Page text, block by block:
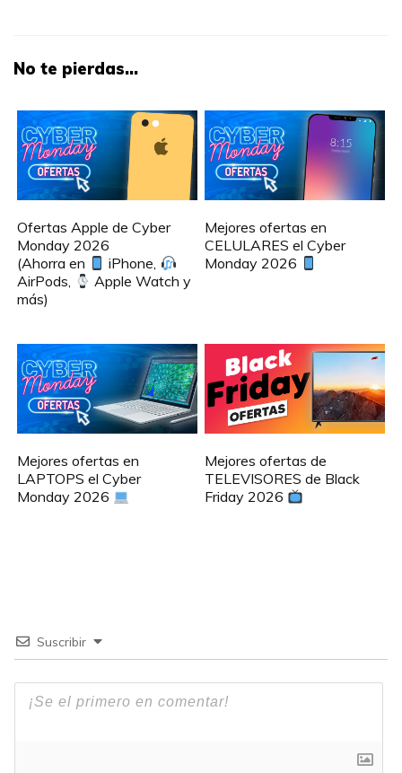
No te pierdas...
Ofertas Apple de Cyber
Monday 2026
(Ahorra en
iPhone,
AirPods,
Apple Watch y
más)
Mejores ofertas en
CELULARES el Cyber
Monday 2026
Mejores ofertas en
LAPTOPS el Cyber
Monday 2026
Mejores ofertas de
TELEVISORES de Black
Friday 2026
Suscribir